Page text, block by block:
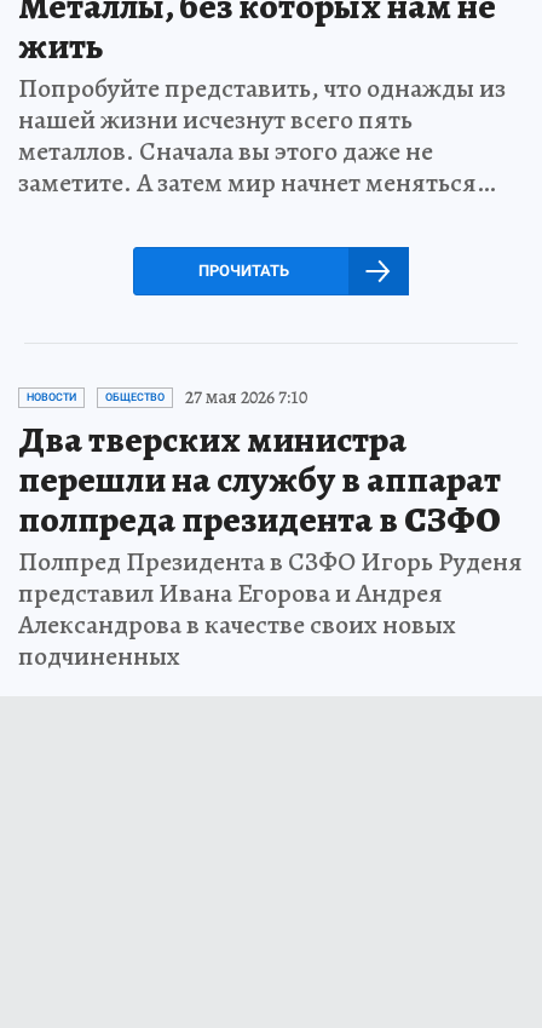
жить
Попробуйте представить, что однажды из
нашей жизни исчезнут всего пять
металлов. Сначала вы этого даже не
заметите. А затем мир начнет меняться…
ПРОЧИТАТЬ
НОВОСТИ ОБЩЕСТВО 27 мая 2026 7:10
Два тверских министра
перешли на службу в аппарат
полпреда президента в СЗФО
Полпред Президента в СЗФО Игорь Руденя
представил Ивана Егорова и Андрея
Александрова в качестве своих новых
подчиненных